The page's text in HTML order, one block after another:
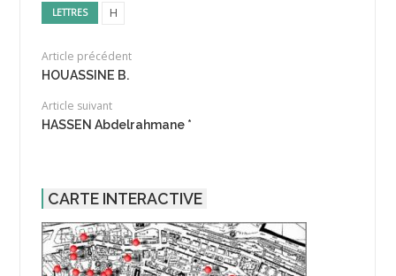
LETTRES H
Article précédent
HOUASSINE B.
Article suivant
HASSEN Abdelrahmane *
CARTE INTERACTIVE